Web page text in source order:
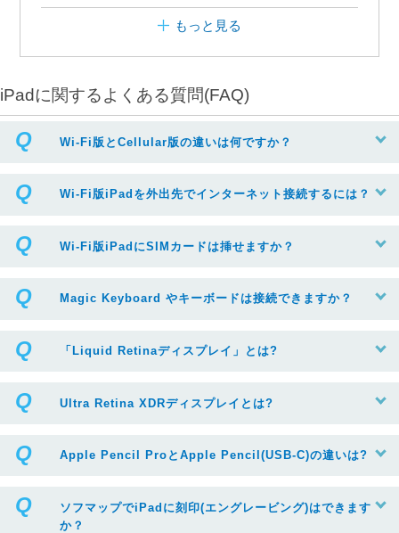
もっと見る
iPadに関するよくある質問(FAQ)
Wi-Fi版とCellular版の違いは何ですか？
Wi-Fi版iPadを外出先でインターネット接続するには？
Wi-Fi版iPadにSIMカードは挿せますか？
Magic Keyboard やキーボードは接続できますか？
「Liquid Retinaディスプレイ」とは?
Ultra Retina XDRディスプレイとは?
Apple Pencil ProとApple Pencil(USB-C)の違いは?
ソフマップでiPadに刻印(エングレービング)はできます
か？